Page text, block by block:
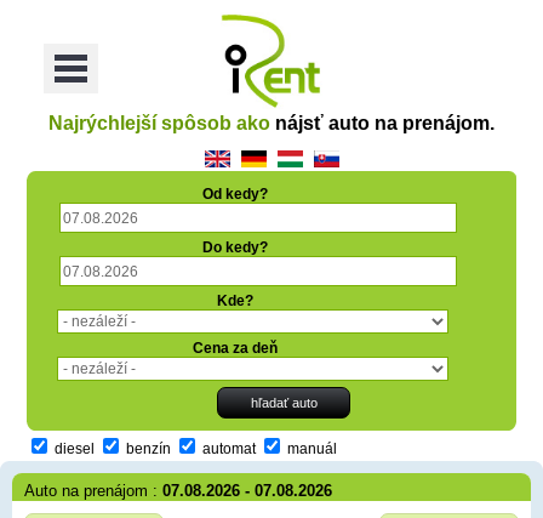
Menu
Najrýchlejší spôsob ako nájsť auto na prenájom.
Od kedy?
Do kedy?
Kde?
Cena za deň
diesel benzín automat manuál
Auto na prenájom : 07.08.2026 - 07.08.2026